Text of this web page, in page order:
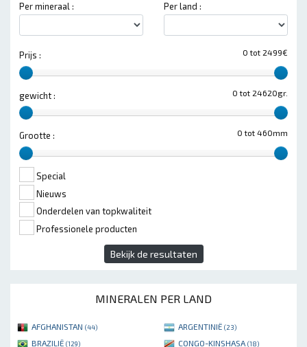
Per mineraal : Per land :
0 tot 2499€
Prijs :
0 tot 24620gr.
gewicht :
0 tot 460mm
Grootte :
Special
Nieuws
Onderdelen van topkwaliteit
Professionele producten
Bekijk de resultaten
MINERALEN PER LAND
AFGHANISTAN (44) ARGENTINIË (23)
BRAZILIË (129) CONGO-KINSHASA (18)